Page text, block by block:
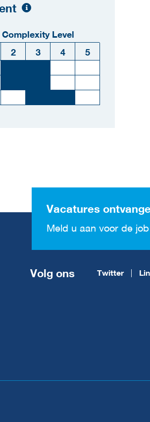
Complexity Level
2 3 4 5
Vacatures
Meld u aan voor de
Volg ons Twitter